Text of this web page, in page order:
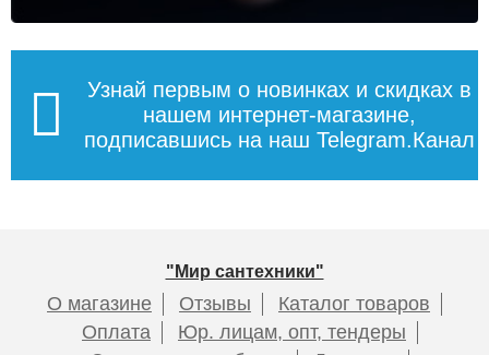
Узнай первым о новинках и скидках в
нашем интернет-магазине,
подписавшись на наш Telegram.Канал
"Мир сантехники"
О магазине Отзывы
Каталог товаров
Оплата
Юр. лицам, опт, тендеры